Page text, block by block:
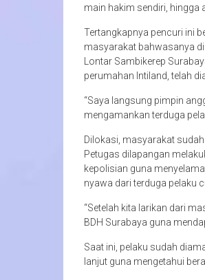
main hakim sendiri, hingga
Tertangkapnya pencuri ini
masyarakat bahwasanya
Lontar Sambikerep
perumahan Intiland, telah
“Saya langsung pimpin
mengamankan terduga
Dilokasi, masyarakat
Petugas dilapangan
kepolisian guna
nyawa dari terduga pelaku
“Setelah kita larikan dari
BDH Surabaya guna
Saat ini, pelaku sudah
lanjut guna mengetahui